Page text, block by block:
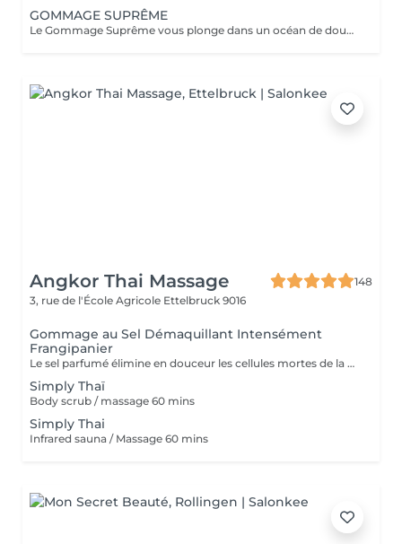
GOMMAGE SUPRÊME
Le Gommage Suprême vous plonge dans un océan de douceur pour une peau sublimée. Le massage relaxant effectué après le gommage vous donnera la sensation d'évasion suprême. Le résultat sera une recharge profonde avec votre corps et votre mental libéré de toutes les pollutions accumulées au fil des jours.
Angkor Thai Massage
148
3, rue de l'École Agricole Ettelbruck 9016
Gommage au Sel Démaquillant Intensément
Frangipanier
Le sel parfumé élimine en douceur les cellules mortes de la peau, favorisant la régénération de nouvelles cellules. Ce soin luxueux révèle une toile lisse et réactive, prête à absorber l'huile corporelle profondément nourrissante.
Simply Thaï
Body scrub / massage 60 mins
Simply Thai
Infrared sauna / Massage 60 mins